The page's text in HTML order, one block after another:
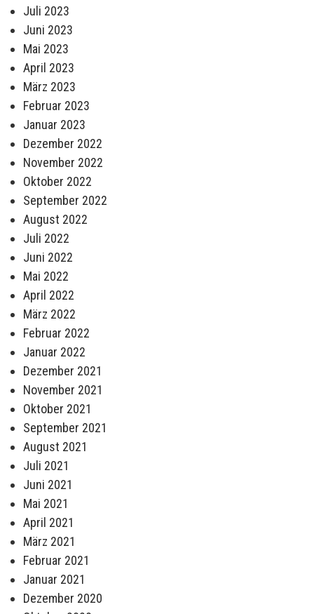
Juli 2023
Juni 2023
Mai 2023
April 2023
März 2023
Februar 2023
Januar 2023
Dezember 2022
November 2022
Oktober 2022
September 2022
August 2022
Juli 2022
Juni 2022
Mai 2022
April 2022
März 2022
Februar 2022
Januar 2022
Dezember 2021
November 2021
Oktober 2021
September 2021
August 2021
Juli 2021
Juni 2021
Mai 2021
April 2021
März 2021
Februar 2021
Januar 2021
Dezember 2020